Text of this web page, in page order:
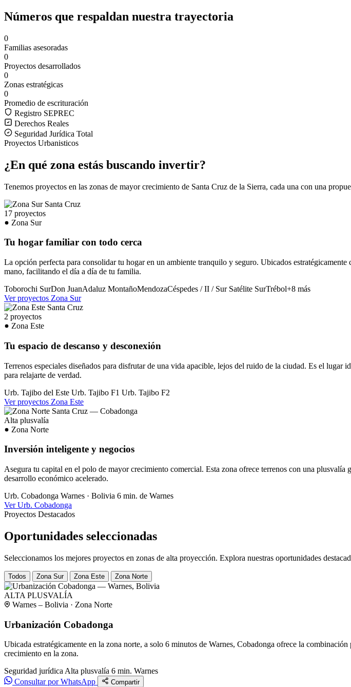
Números que respaldan nuestra trayectoria
0
Familias asesoradas
0
Proyectos desarrollados
0
Zonas estratégicas
0
Promedio de escrituración
Registro SEPREC
Derechos Reales
Seguridad Jurídica Total
Proyectos Urbanisticos
¿En qué zona estás buscando invertir?
Tenemos proyectos en las zonas de mayor crecimiento de Santa Cruz de la Sierra, cada una con una
17 proyectos
Zona Sur
Tu hogar familiar con todo cerca
La opción perfecta para consolidar tu hogar en un ambiente tranquilo y seguro. Ubicados
mano, facilitando el día a día de tu familia.
Toborochi SurDon JuanAdaluz MontañoMendozaCéspedes / II / Sur Satélite SurTrébol+8 más
Ver proyectos Zona Sur
2 proyectos
Zona Este
Tu espacio de descanso y desconexión
Terrenos especiales diseñados para disfrutar de una vida apacible, lejos del ruido de la ciudad. Es el
para relajarte de verdad.
Urb. Tajibo del Este Urb. Tajibo F1 Urb. Tajibo F2
Ver proyectos Zona Este
Alta plusvalía
Zona Norte
Inversión inteligente y negocios
Asegura tu capital en el polo de mayor crecimiento comercial. Esta zona ofrece terrenos con una
desarrollo económico acelerado.
Urb. Cobadonga Warnes · Bolivia 6 min. de Warnes
Ver Urb. Cobadonga
Proyectos Destacados
Oportunidades seleccionadas
Seleccionamos los mejores proyectos en zonas de alta proyección. Explora nuestras oportunidades
Todos Zona Sur Zona Este Zona Norte
ALTA PLUSVALÍA
Warnes – Bolivia · Zona Norte
Urbanización Cobadonga
Ubicada estratégicamente en la zona norte, a solo 6 minutos de Warnes, Cobadonga ofrece la
crecimiento en la zona.
Seguridad jurídica Alta plusvalía 6 min. Warnes
Consultar por WhatsApp
Compartir